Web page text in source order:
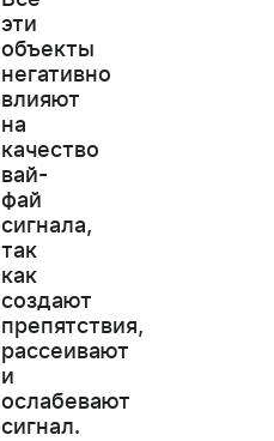
эти
объекты
негативно
влияют
на
качество
вай-
фай
сигнала,
так
как
создают
препятствия,
рассеивают
и
ослабевают
сигнал.